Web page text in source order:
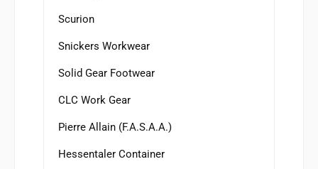
Scurion
Snickers Workwear
Solid Gear Footwear
CLC Work Gear
Pierre Allain (F.A.S.A.A.)
Hessentaler Container